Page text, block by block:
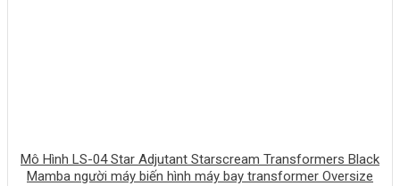
Mô Hình LS-04 Star Adjutant Starscream Transformers Black
Mamba người máy biến hình máy bay transformer Oversize